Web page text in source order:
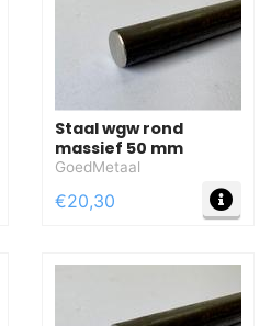
MEER INFO
Staal wgw rond
massief 50 mm
GoedMetaal
€20,30